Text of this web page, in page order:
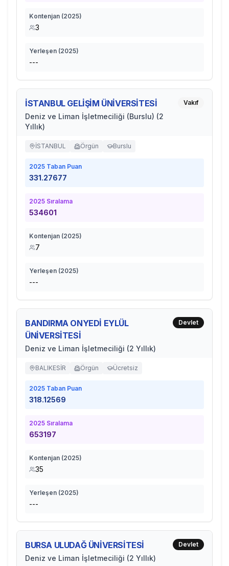
Kontenjan (2025)
3
Yerleşen (2025)
---
İSTANBUL GELİŞİM ÜNİVERSİTESİ
Deniz ve Liman İşletmeciliği (Burslu) (2
Yıllık)
Vakıf
İSTANBUL Örgün Burslu
2025 Taban Puan
331.27677
2025 Sıralama
534601
Kontenjan (2025)
7
Yerleşen (2025)
---
BANDIRMA ONYEDİ EYLÜL
ÜNİVERSİTESİ
Deniz ve Liman İşletmeciliği (2 Yıllık)
Devlet
BALIKESİR Örgün Ücretsiz
2025 Taban Puan
318.12569
2025 Sıralama
653197
Kontenjan (2025)
35
Yerleşen (2025)
---
BURSA ULUDAĞ ÜNİVERSİTESİ
Deniz ve Liman İşletmeciliği (2 Yıllık)
Devlet